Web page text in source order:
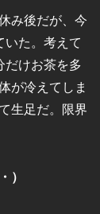
み後だが、今
いた。考えて
だけお茶を多
が冷えてしま
生足だ。限界
）